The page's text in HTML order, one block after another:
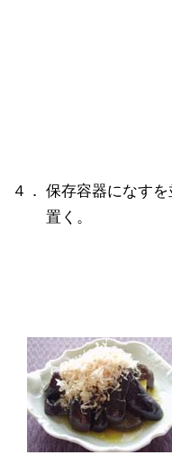
４． 保存容器になす
置く。